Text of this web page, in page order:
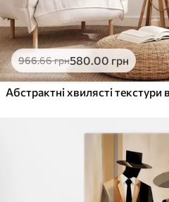
966.66грн580.00 грн